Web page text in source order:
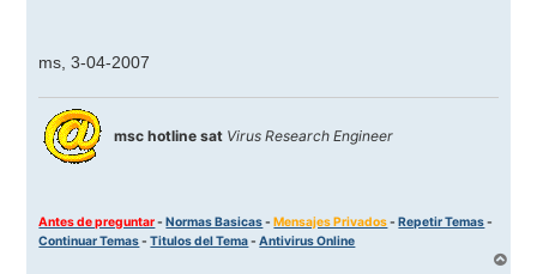
ms, 3-04-2007
msc hotline sat Virus Research Engineer
Antes de preguntar-Normas Basicas-Mensajes Privados-Repetir Temas-
Continuar Temas-Titulos del Tema-Antivirus Online